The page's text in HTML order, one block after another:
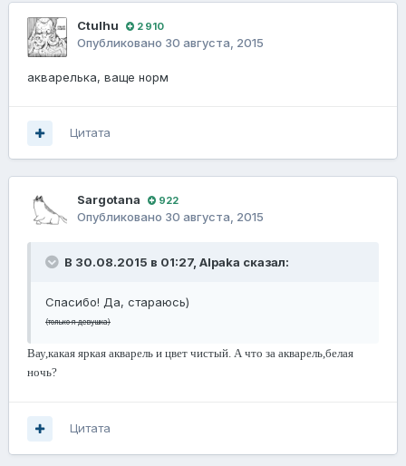
Ctulhu 2 910
Опубликовано 30 августа, 2015
акварелька, ваще норм
Цитата
Sargotana 922
Опубликовано 30 августа, 2015
В 30.08.2015 в 01:27, Alpaka сказал:
Спасибо! Да, стараюсь)
(только я девушка)
Вау,какая яркая акварель и цвет чистый. А что за акварель,белая
ночь?
Цитата